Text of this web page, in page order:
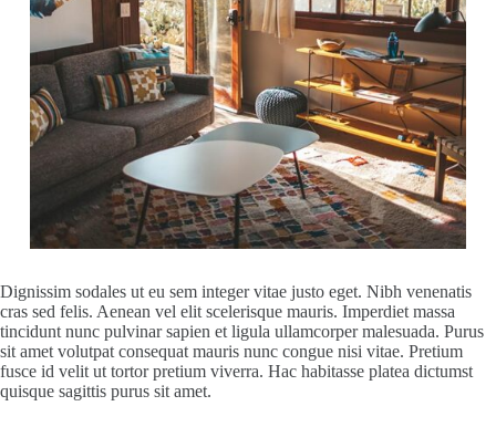
Dignissim sodales ut eu sem integer vitae justo eget. Nibh venenatis
cras sed felis. Aenean vel elit scelerisque mauris. Imperdiet massa
tincidunt nunc pulvinar sapien et ligula ullamcorper malesuada. Purus
sit amet volutpat consequat mauris nunc congue nisi vitae. Pretium
fusce id velit ut tortor pretium viverra. Hac habitasse platea dictumst
quisque sagittis purus sit amet.